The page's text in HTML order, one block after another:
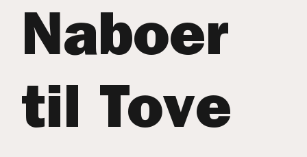
Naboer
til Tove